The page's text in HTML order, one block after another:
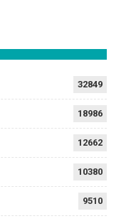
32849
18986
12662
10380
9510